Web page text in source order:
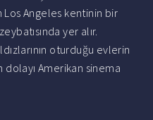
Angeles kentinin bir
yer alır.
oturduğu evlerin
Amerikan sinema